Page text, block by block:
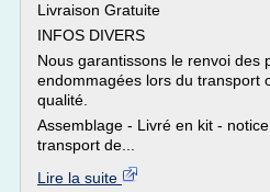
Livraison Gratuite
INFOS DIVERS
Nous garantissons le renvoi des
endommagées lors du transport
qualité.
Assemblage - Livré en kit -
transport de...
Lire la suite